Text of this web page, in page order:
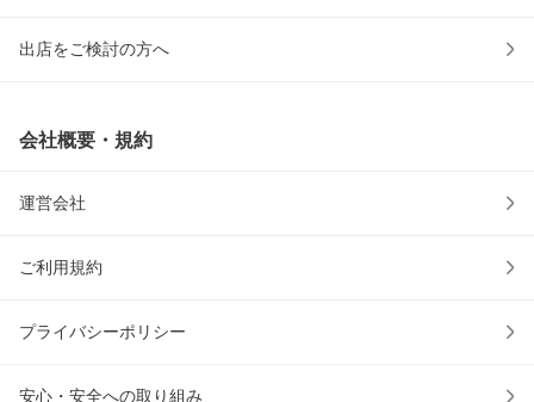
出店をご検討の方へ
会社概要・規約
運営会社
ご利用規約
プライバシーポリシー
安心・安全への取り組み